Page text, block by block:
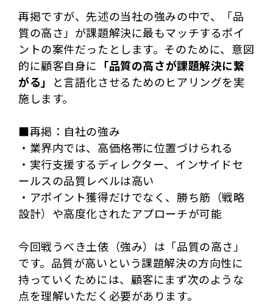
再掲ですが、先述の当社の強みの中で、「品
質の高さ」が課題解決に最もマッチするポイ
ントの案件だったとします。そのために、意図
的に顧客自身に 「品質の高さが課題解決に繋
がる」 と言語化させるためのヒアリングを実
施します。
■再掲：自社の強み
・業界内では、高価格帯に位置づけられる
・実行支援するディレクター、インサイドセ
ールスの品質レベルは高い
・アポイント獲得だけでなく、勝ち筋（戦略
設計）や高度化されたアプローチが可能
今回戦うべき土俵（強み）は「品質の高さ」
です。品質が高いという課題解決の方向性に
持っていくためには、顧客にまず次のような
点を理解いただく必要があります。